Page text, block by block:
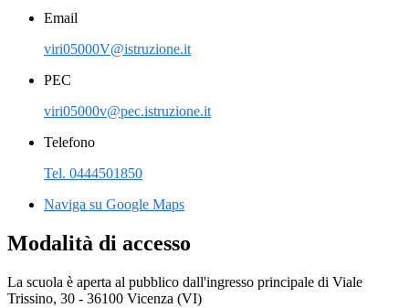
Email
viri05000V@istruzione.it
PEC
viri05000v@pec.istruzione.it
Telefono
Tel. 0444501850
Naviga su Google Maps
Modalità di accesso
La scuola è aperta al pubblico dall'ingresso principale di Viale
Trissino, 30 - 36100 Vicenza (VI)